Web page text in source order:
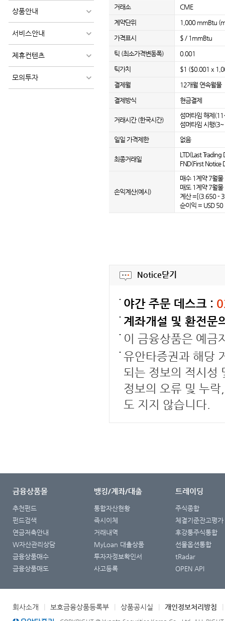
상품안내
서비스안내
제휴컨텐츠
모의투자
거래소 CME
계약단위 1,000 mmBtu
가격표시 $ / 1mmBtu
틱 (최소가격변동폭) 0.001
틱가치 $1 ($0.001 x
결제월 12개월 연속월물
결제방식 현금결제
거래시간 (한국시간)
섬머타임 해제
섬머타임 시행
일일 가격제한
없음
최종거래일
LTD(Last Trading
FND(First Notice
손익계산(예시)
매수 1계약 7월
매도 1계약 7월
계산 =[(3.650 -
순이익 = USD 50
Notice닫기
야간 주문 데스크 :
계좌개설 및 환전문
이 금융상품은 예금
유안타증권과 해당
되는 정보의 적시성
정보의 오류 및 누
도 지지 않습니다.
금융상품몰
추천펀드
펀드검색
연금저축안내
W자산관리상담
금융상품매수
금융상품매도
뱅킹/계좌/대출
통합자산현황
즉시이체
거래내역
MyLoan 대출상품
투자자정보확인서
사고등록
트레이딩
주식종합
체결기준잔고평가
후강퉁주식통합
선물옵션통합
tRadar
OPEN API
회사소개 보호금융상품등록부 상품공시실 개인정보처리방침